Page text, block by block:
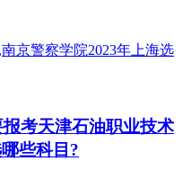
考天津石油职业技术
些科目?